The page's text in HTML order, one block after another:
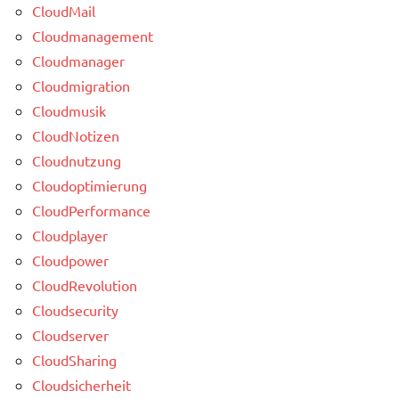
CloudMail
Cloudmanagement
Cloudmanager
Cloudmigration
Cloudmusik
CloudNotizen
Cloudnutzung
Cloudoptimierung
CloudPerformance
Cloudplayer
Cloudpower
CloudRevolution
Cloudsecurity
Cloudserver
CloudSharing
Cloudsicherheit